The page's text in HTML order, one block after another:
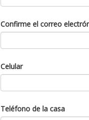
Confirme el correo
Celular
Teléfono de la casa